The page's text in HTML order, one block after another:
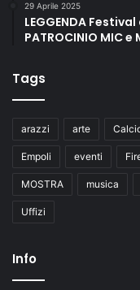
29 Aprile 2025
LEGGENDA
PATROCINIO MIC e
Tags
arazzi arte
Empoli eventi
MOSTRA musica
Uffizi
Info